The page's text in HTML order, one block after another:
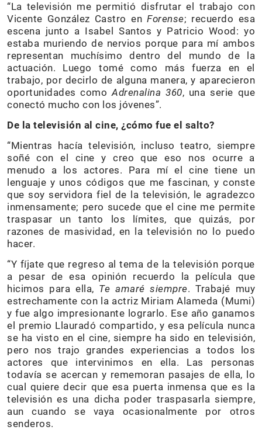
“La televisión me permitió disfrutar el trabajo con
Vicente González Castro enForense; recuerdo esa
escena junto a Isabel Santos y Patricio Wood: yo
estaba muriendo de nervios porque para mí ambos
representan muchísimo dentro del mundo de la
actuación. Luego tomé como más fuerza en el
trabajo, por decirlo de alguna manera, y aparecieron
oportunidades comoAdrenalina 360, una serie que
conectó mucho con los jóvenes”.
De la televisión al cine, ¿cómo fue el salto?
“Mientras hacía televisión, incluso teatro, siempre
soñé con el cine y creo que eso nos ocurre a
menudo a los actores. Para mí el cine tiene un
lenguaje y unos códigos que me fascinan, y conste
que soy servidora fiel de la televisión, le agradezco
inmensamente; pero sucede que el cine me permite
traspasar un tanto los límites, que quizás, por
razones de masividad, en la televisión no lo puedo
hacer.
“Y fíjate que regreso al tema de la televisión porque
a pesar de esa opinión recuerdo la película que
hicimos para ella, Te amaré siempre. Trabajé muy
estrechamente con la actriz Miriam Alameda (Mumi)
y fue algo impresionante lograrlo. Ese año ganamos
el premio Llauradó compartido, y esa película nunca
se ha visto en el cine, siempre ha sido en televisión,
pero nos trajo grandes experiencias a todos los
actores que intervinimos en ella. Las personas
todavía se acercan y rememoran pasajes de ella, lo
cual quiere decir que esa puerta inmensa que es la
televisión es una dicha poder traspasarla siempre,
aun cuando se vaya ocasionalmente por otros
senderos.